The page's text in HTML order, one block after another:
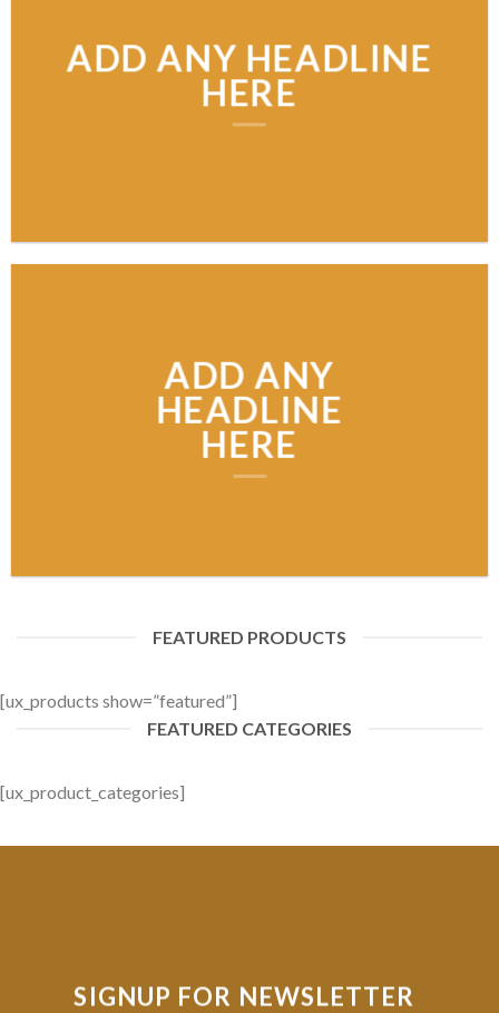
ADD ANY HEADLINE
HERE
ADD ANY
HEADLINE
HERE
FEATURED PRODUCTS
[ux_products show=”featured”]
FEATURED CATEGORIES
[ux_product_categories]
SIGNUP FOR NEWSLETTER